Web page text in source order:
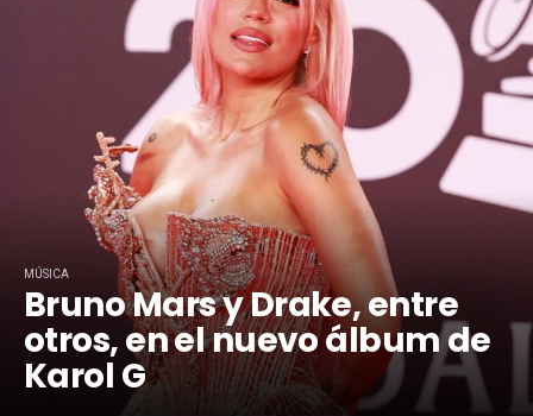
MÚSICA
Bruno Mars y Drake, entre
otros, en el nuevo álbum de
Karol G